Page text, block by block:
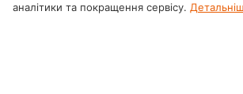
аналітики та покращення сервісу.